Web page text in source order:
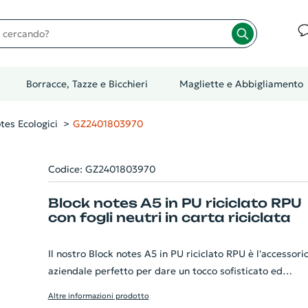
Borracce, Tazze e Bicchieri Magliette e Abbigliamento
Ecologici GZ2401803970
Codice: GZ2401803970
Block notes A5 in PU riciclato RPU
con fogli neutri in carta riciclata
Il nostro Block notes A5 in PU riciclato RPU è
aziendale perfetto per dare un tocco sofisticato ed
Altre informazioni prodotto